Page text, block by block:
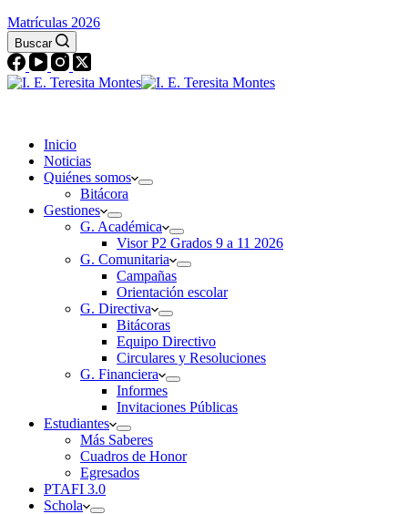
Matrículas 2026
Buscar
Inicio
Noticias
Quiénes somos
Bitácora
Gestiones
G. Académica
Visor P2 Grados 9 a 11 2026
G. Comunitaria
Campañas
Orientación escolar
G. Directiva
Bitácoras
Equipo Directivo
Circulares y Resoluciones
G. Financiera
Informes
Invitaciones Públicas
Estudiantes
Más Saberes
Cuadros de Honor
Egresados
PTAFI 3.0
Schola